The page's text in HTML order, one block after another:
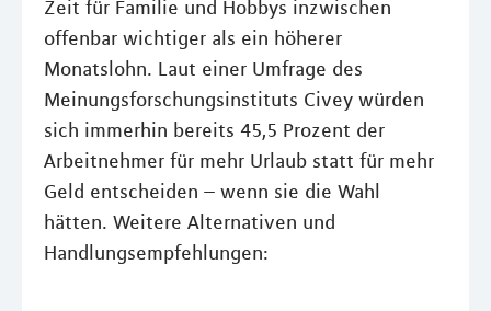
Zeit für Familie und Hobbys inzwischen
offenbar wichtiger als ein höherer
Monatslohn. Laut einer Umfrage des
Meinungsforschungsinstituts Civey würden
sich immerhin bereits 45,5 Prozent der
Arbeitnehmer für mehr Urlaub statt für mehr
Geld entscheiden – wenn sie die Wahl
hätten. Weitere Alternativen und
Handlungsempfehlungen: